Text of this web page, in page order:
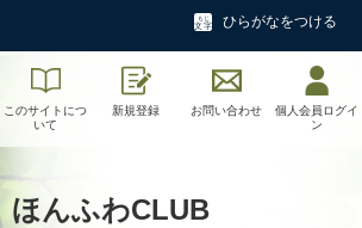
ひらがなをつける
このサイトにつ
いて
新規登録 お問い合わせ
個人会員ログイ
ン
ほんふわCLUB